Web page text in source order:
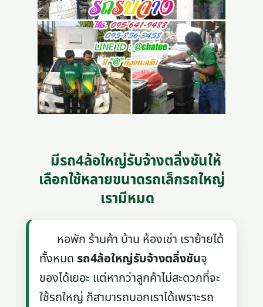
มีรถ4ล้อใหญ่รับจ้างตลิ่งชันให้
เลือกใช้หลายขนาดรถเล็กรถใหญ่
เรามีหมด
หอพัก ร้านค้า บ้าน ห้องเช่า เราย้ายได้
ทั้งหมดรถ4ล้อใหญ่รับจ้างตลิ่งชันจุ
ของได้เยอะ แต่หากว่าลูกค้าไม่สะดวกที่จะ
ใช้รถใหญ่ ก็สามารถบอกเราได้เพราะรถ